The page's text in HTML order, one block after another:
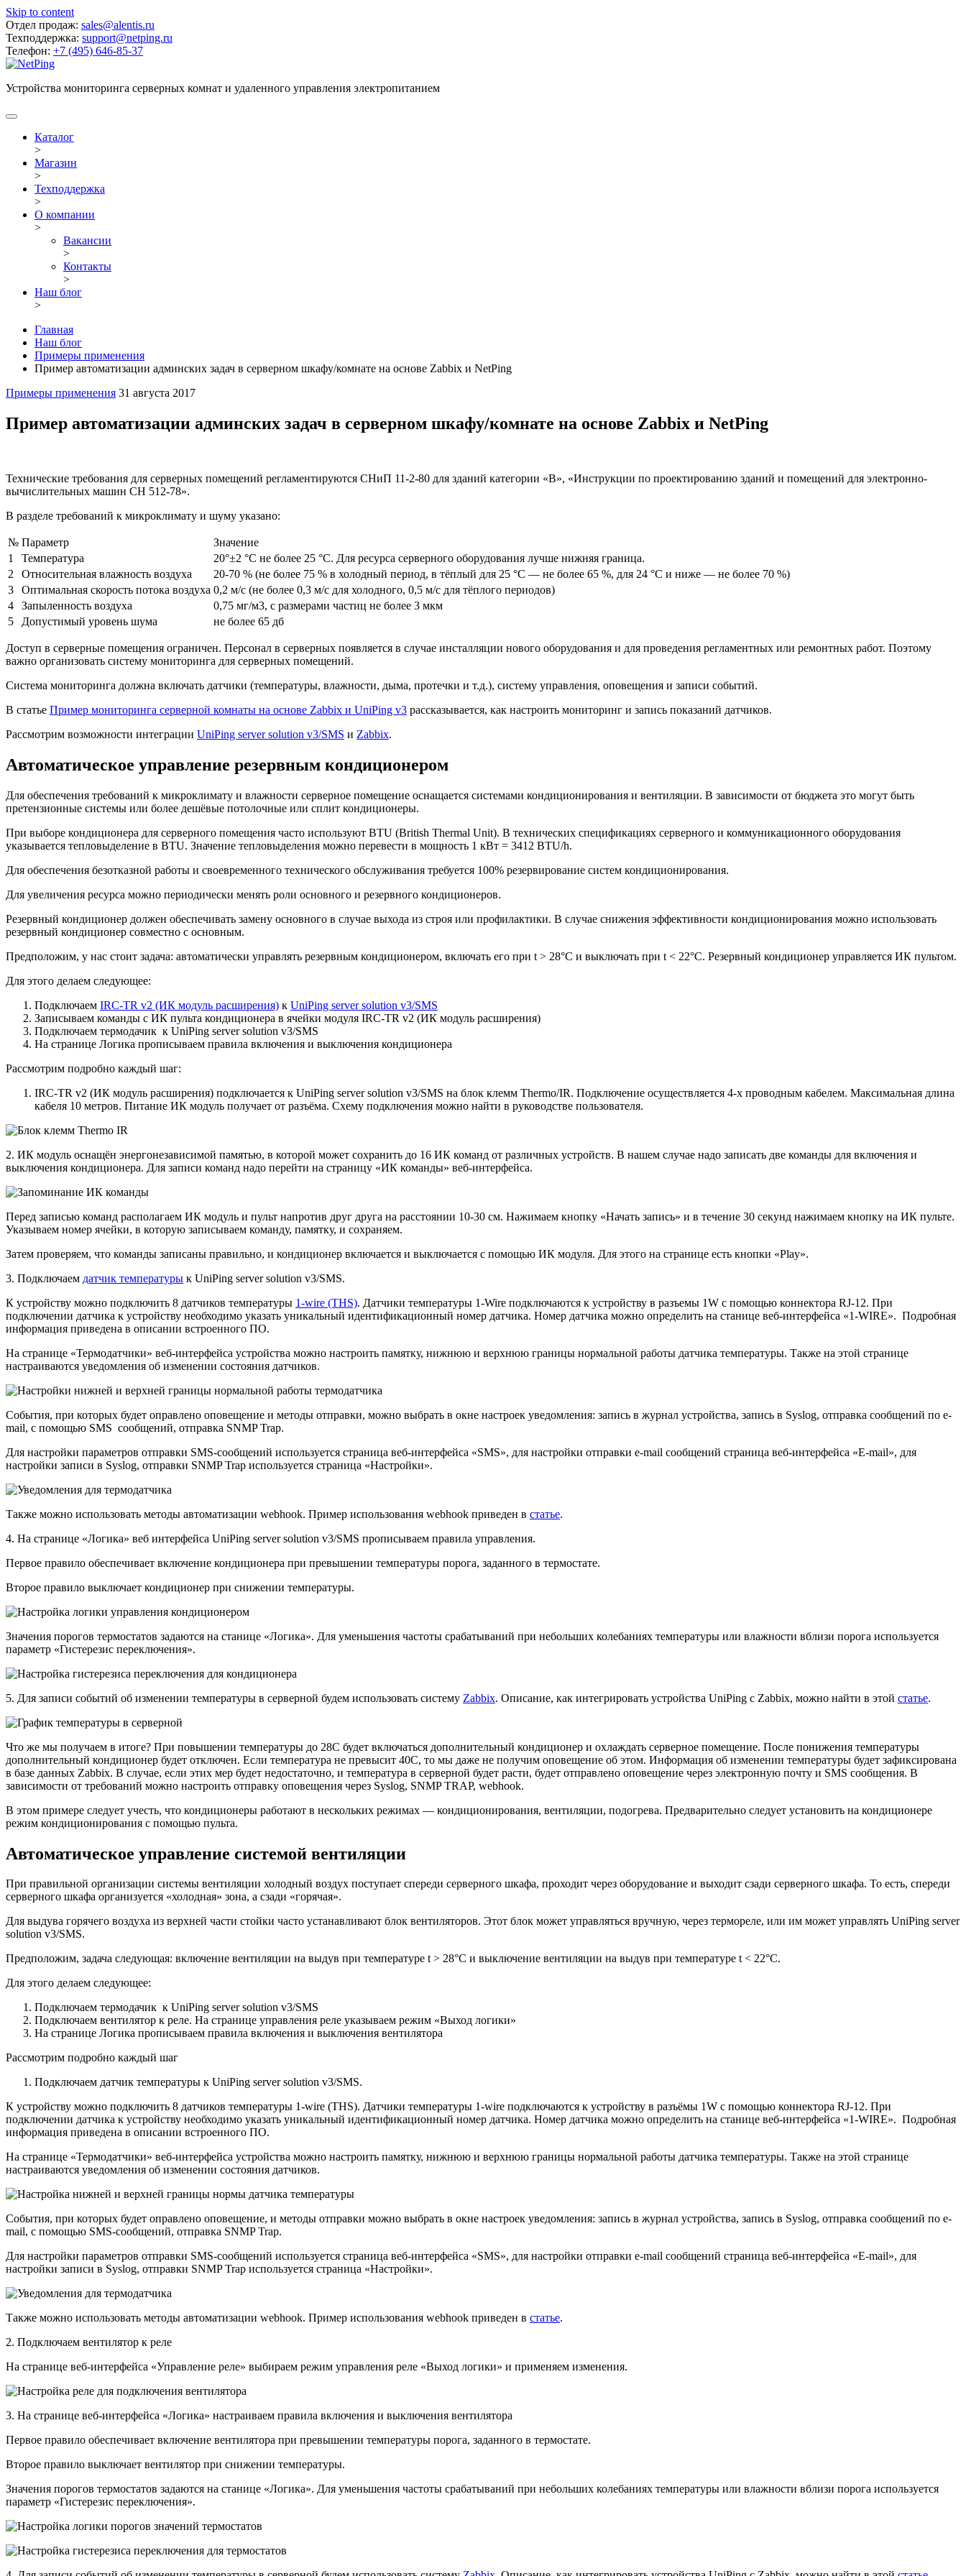
Skip to content
Отдел продаж: sales@alentis.ru
Техподдержка: support@netping.ru
Телефон: +7 (495) 646-85-37
Устройства мониторинга серверных комнат и удаленного управления электропитанием
Каталог
>
Магазин
>
Техподдержка
>
О компании
>
Вакансии
>
Контакты
>
Наш блог
>
Главная
Наш блог
Примеры применения
Пример автоматизации админских задач в серверном шкафу/комнате на основе Zabbix и NetPing
Примеры применения 31 августа 2017
Пример автоматизации админских задач в серверном шкафу/комнате на основе Zabbix и NetPing
Технические требования для серверных помещений регламентируются СНиП 11-2-80 для зданий категории «В», «Инструкции по проектированию зданий и помещений для электронно-
вычислительных машин СН 512-78».
В разделе требований к микроклимату и шуму указано:
№ Параметр
Значение
1
Температура
20°±2 °С не более 25 °С. Для ресурса серверного оборудования лучше нижняя граница.
2
Относительная влажность воздуха
20-70 % (не более 75 % в холодный период, в тёплый для 25 °С — не более 65 %, для 24 °С и ниже — не более 70 %)
3
Оптимальная скорость потока воздуха 0,2 м/с (не более 0,3 м/с для холодного, 0,5 м/с для тёплого периодов)
4
Запыленность воздуха
0,75 мг/м3, с размерами частиц не более 3 мкм
5
Допустимый уровень шума не более 65 дб
Доступ в серверные помещения ограничен. Персонал в серверных появляется в случае инсталляции нового оборудования и для проведения регламентных или ремонтных работ. Поэтому
важно организовать систему мониторинга для серверных помещений.
Система мониторинга должна включать датчики (температуры, влажности, дыма, протечки и т.д.), систему управления, оповещения и записи событий.
В статье Пример мониторинга серверной комнаты на основе Zabbix и UniPing v3 рассказывается, как настроить мониторинг и запись показаний датчиков.
Рассмотрим возможности интеграции UniPing server solution v3/SMS и Zabbix.
Автоматическое управление резервным кондиционером
Для обеспечения требований к микроклимату и влажности серверное помещение оснащается системами кондиционирования и вентиляции. В зависимости от бюджета это могут быть
претензионные системы или более дешёвые потолочные или сплит кондиционеры.
При выборе кондиционера для серверного помещения часто используют BTU (British Thermal Unit). В технических спецификациях серверного и коммуникационного оборудования
указывается тепловыделение в BTU. Значение тепловыделения можно перевести в мощность 1 кВт = 3412 BTU/h.
Для обеспечения безотказной работы и своевременного технического обслуживания требуется 100% резервирование систем кондиционирования.
Для увеличения ресурса можно периодически менять роли основного и резервного кондиционеров.
Резервный кондиционер должен обеспечивать замену основного в случае выхода из строя или профилактики. В случае снижения эффективности кондиционирования можно использовать
резервный кондиционер совместно с основным.
Предположим, у нас стоит задача: автоматически управлять резервным кондиционером, включать его при t > 28°C и выключать при t < 22°C. Резервный кондиционер управляется ИК пультом.
Для этого делаем следующее:
Подключаем IRC-TR v2 (ИК модуль расширения) к UniPing server solution v3/SMS
Записываем команды с ИК пульта кондиционера в ячейки модуля IRC-TR v2 (ИК модуль расширения)
Подключаем термодачик к UniPing server solution v3/SMS
На странице Логика прописываем правила включения и выключения кондиционера
Рассмотрим подробно каждый шаг:
IRC-TR v2 (ИК модуль расширения) подключается к UniPing server solution v3/SMS на блок клемм Thermo/IR. Подключение осуществляется 4-х проводным кабелем. Максимальная длина
кабеля 10 метров. Питание ИК модуль получает от разъёма. Схему подключения можно найти в руководстве пользователя.
2. ИК модуль оснащён энергонезависимой памятью, в которой может сохранить до 16 ИК команд от различных устройств. В нашем случае надо записать две команды для включения и
выключения кондиционера. Для записи команд надо перейти на страницу «ИК команды» веб-интерфейса.
Перед записью команд располагаем ИК модуль и пульт напротив друг друга на расстоянии 10-30 см. Нажимаем кнопку «Начать запись» и в течение 30 секунд нажимаем кнопку на ИК пульте.
Указываем номер ячейки, в которую записываем команду, памятку, и сохраняем.
Затем проверяем, что команды записаны правильно, и кондиционер включается и выключается с помощью ИК модуля. Для этого на странице есть кнопки «Play».
3. Подключаем датчик температуры к UniPing server solution v3/SMS.
К устройству можно подключить 8 датчиков температуры 1-wire (THS). Датчики температуры 1-Wire подключаются к устройству в разъемы 1W с помощью коннектора RJ-12. При
подключении датчика к устройству необходимо указать уникальный идентификационный номер датчика. Номер датчика можно определить на станице веб-интерфейса «1-WIRE». Подробная
информация приведена в описании встроенного ПО.
На странице «Термодатчики» веб-интерфейса устройства можно настроить памятку, нижнюю и верхнюю границы нормальной работы датчика температуры. Также на этой странице
настраиваются уведомления об изменении состояния датчиков.
События, при которых будет оправлено оповещение и методы отправки, можно выбрать в окне настроек уведомления: запись в журнал устройства, запись в Syslog, отправка сообщений по e-
mail, с помощью SMS сообщений, отправка SNMP Trap.
Для настройки параметров отправки SMS-сообщений используется страница веб-интерфейса «SMS», для настройки отправки e-mail сообщений страница веб-интерфейса «E-mail», для
настройки записи в Syslog, отправки SNMP Trap используется страница «Настройки».
Также можно использовать методы автоматизации webhook. Пример использования webhook приведен в статье.
4. На странице «Логика» веб интерфейса UniPing server solution v3/SMS прописываем правила управления.
Первое правило обеспечивает включение кондиционера при превышении температуры порога, заданного в термостате.
Второе правило выключает кондиционер при снижении температуры.
Значения порогов термостатов задаются на станице «Логика». Для уменьшения частоты срабатываний при небольших колебаниях температуры или влажности вблизи порога используется
параметр «Гистерезис переключения».
5. Для записи событий об изменении температуры в серверной будем использовать систему Zabbix. Описание, как интегрировать устройства UniPing с Zabbix, можно найти в этой статье.
Что же мы получаем в итоге? При повышении температуры до 28С будет включаться дополнительный кондиционер и охлаждать серверное помещение. После понижения температуры
дополнительный кондиционер будет отключен. Если температура не превысит 40С, то мы даже не получим оповещение об этом. Информация об изменении температуры будет зафиксирована
в базе данных Zabbix. В случае, если этих мер будет недостаточно, и температура в серверной будет расти, будет отправлено оповещение через электронную почту и SMS сообщения. В
зависимости от требований можно настроить отправку оповещения через Syslog, SNMP TRAP, webhook.
В этом примере следует учесть, что кондиционеры работают в нескольких режимах — кондиционирования, вентиляции, подогрева. Предварительно следует установить на кондиционере
режим кондиционирования с помощью пульта.
Автоматическое управление системой вентиляции
При правильной организации системы вентиляции холодный воздух поступает спереди серверного шкафа, проходит через оборудование и выходит сзади серверного шкафа. То есть, спереди
серверного шкафа организуется «холодная» зона, а сзади «горячая».
Для выдува горячего воздуха из верхней части стойки часто устанавливают блок вентиляторов. Этот блок может управляться вручную, через термореле, или им может управлять UniPing server
solution v3/SMS.
Предположим, задача следующая: включение вентиляции на выдув при температуре t > 28°C и выключение вентиляции на выдув при температуре t < 22°C.
Для этого делаем следующее:
Подключаем термодачик к UniPing server solution v3/SMS
Подключаем вентилятор к реле. На странице управления реле указываем режим «Выход логики»
На странице Логика прописываем правила включения и выключения вентилятора
Рассмотрим подробно каждый шаг
Подключаем датчик температуры к UniPing server solution v3/SMS.
К устройству можно подключить 8 датчиков температуры 1-wire (THS). Датчики температуры 1-wire подключаются к устройству в разъёмы 1W с помощью коннектора RJ-12. При
подключении датчика к устройству необходимо указать уникальный идентификационный номер датчика. Номер датчика можно определить на станице веб-интерфейса «1-WIRE». Подробная
информация приведена в описании встроенного ПО.
На странице «Термодатчики» веб-интерфейса устройства можно настроить памятку, нижнюю и верхнюю границы нормальной работы датчика температуры. Также на этой странице
настраиваются уведомления об изменении состояния датчиков.
События, при которых будет оправлено оповещение, и методы отправки можно выбрать в окне настроек уведомления: запись в журнал устройства, запись в Syslog, отправка сообщений по e-
mail, с помощью SMS-сообщений, отправка SNMP Trap.
Для настройки параметров отправки SMS-сообщений используется страница веб-интерфейса «SMS», для настройки отправки e-mail сообщений страница веб-интерфейса «E-mail», для
настройки записи в Syslog, отправки SNMP Trap используется страница «Настройки».
Также можно использовать методы автоматизации webhook. Пример использования webhook приведен в статье.
2. Подключаем вентилятор к реле
На странице веб-интерфейса «Управление реле» выбираем режим управления реле «Выход логики» и применяем изменения.
3. На странице веб-интерфейса «Логика» настраиваем правила включения и выключения вентилятора
Первое правило обеспечивает включение вентилятора при превышении температуры порога, заданного в термостате.
Второе правило выключает вентилятор при снижении температуры.
Значения порогов термостатов задаются на станице «Логика». Для уменьшения частоты срабатываний при небольших колебаниях температуры или влажности вблизи порога используется
параметр «Гистерезис переключения».